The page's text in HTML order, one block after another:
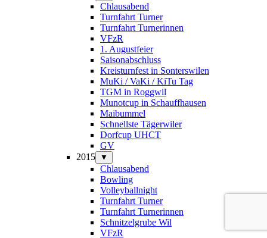
Chlausabend
Turnfahrt Turner
Turnfahrt Turnerinnen
VFzR
1. Augustfeier
Saisonabschluss
Kreisturnfest in Sonterswilen
MuKi / VaKi / KiTu Tag
TGM in Roggwil
Munotcup in Schauffhausen
Maibummel
Schnellste Tägerwiler
Dorfcup UHCT
GV
2015
▼
Chlausabend
Bowling
Volleyballnight
Turnfahrt Turner
Turnfahrt Turnerinnen
Schnitzelgrube Wil
VFzR